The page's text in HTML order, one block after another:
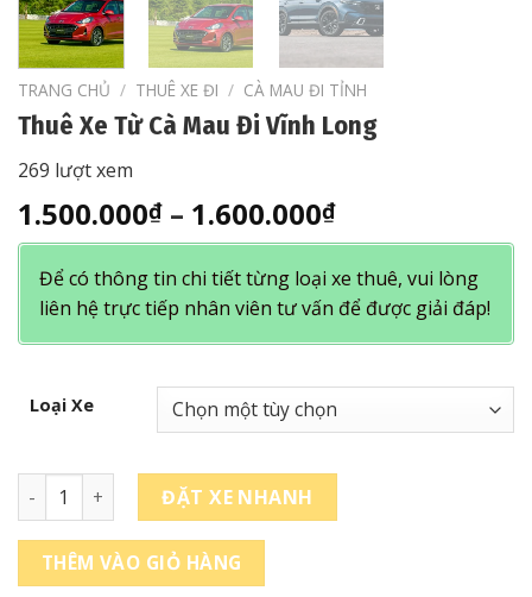
TRANG CHỦ / THUÊ XE ĐI / CÀ MAU ĐI TỈNH
Thuê Xe Từ Cà Mau Đi Vĩnh Long
269 lượt xem
1.500.000₫ – 1.600.000₫Khoảng
giá:
từ
1.500.000₫
đến
1.600.000₫
Để có thông tin chi tiết từng loại xe thuê, vui lòng
liên hệ trực tiếp nhân viên tư vấn để được giải đáp!
Loại Xe
Thuê Xe Từ Cà Mau Đi Vĩnh Long số lượng
ĐẶT XE NHANH
THÊM VÀO GIỎ HÀNG